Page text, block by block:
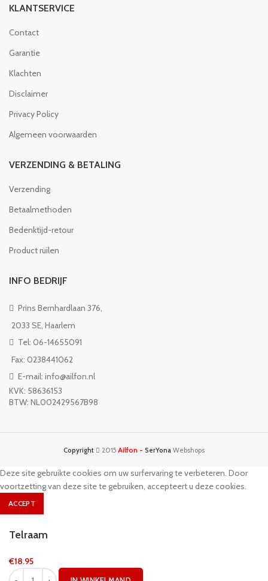
KLANTSERVICE
Contact
Garantie
Klachten
Disclaimer
Privacy Policy
Algemeen voorwaarden
VERZENDING & BETALING
Verzending
Betaalmethoden
Bedenktijd-retour
Product ruilen
INFO BEDRIJF
Prins Bernhardlaan 376,
2033 SE, Haarlem
Tel: 06-14655091
Fax: 0238441062
E-mail: info@ailfon.nl
KVK: 58636153
BTW: NL002429567B98
Copyright 2015 Ailfon - SerYona Webshops
Deze site gebruikte cookies om uw surfervaring te verbeteren. Door
voortzetting van deze site te gebruiken, accepteert u deze cookies.
ACCEPT
Telraam
€18.95